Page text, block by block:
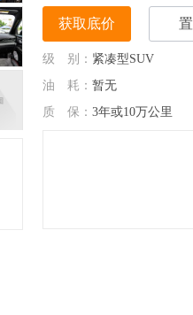
获取底价
级 别： 紧凑型SUV
油 耗： 暂无
质 保： 3年或10万公里